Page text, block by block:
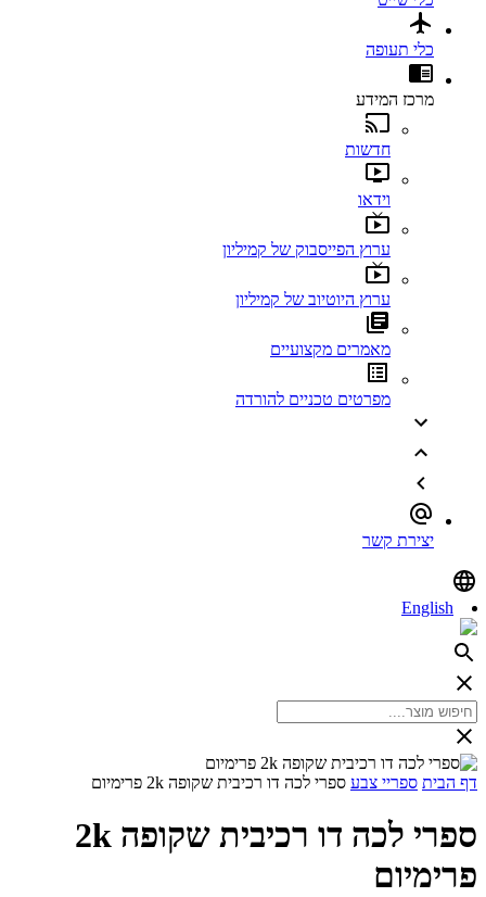
כלי תעופה
מרכז המידע
חדשות
וידאו
ערוץ הפייסבוק של קמיליון
ערוץ היוטיוב של קמיליון
מאמרים מקצועיים
מפרטים טכניים להורדה
יצירת קשר
English
דף הבית ספריי צבע ספרי לכה דו רכיבית שקופה 2k פרימיום
ספרי לכה דו רכיבית שקופה 2k
פרימיום